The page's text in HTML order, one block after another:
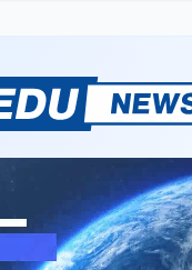
Mario Occhiuto
L'8 agosto è la
europea in
delle vittime del
Istituita dal
di Strasburgo
dei minatori
Marcinelle nel
Università8 ago
Università
Fondo ordinario
sale a 9,415